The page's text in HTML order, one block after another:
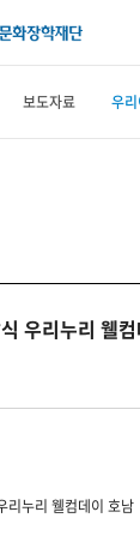
본문 바로가기
주메뉴 바로가
보도자료 우
우리누리 웰